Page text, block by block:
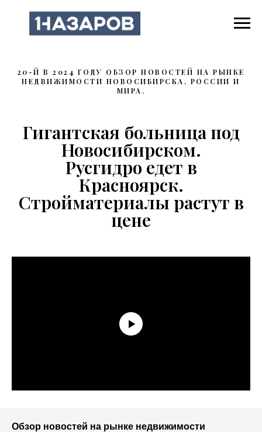
20-Й В 2024 ГОДУ ОБЗОР НОВОСТЕЙ НА РЫНКЕ
НЕДВИЖИМОСТИ НОВОСИБИРСКА, РОССИИ И
МИРА.
Гигантская больница под
Новосибирском.
Русгидро едет в
Красноярск.
Стройматериалы растут в
цене
Обзор новостей на рынке недвижимости